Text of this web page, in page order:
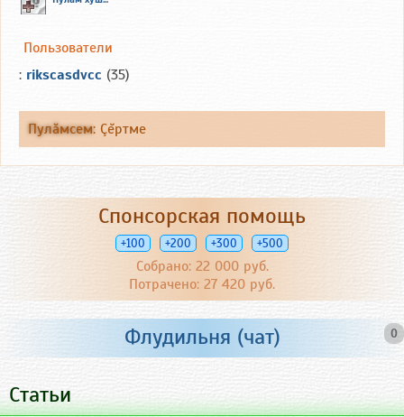
Пользователи
: rikscasdvcc (35)
Пулăмсем: Çĕртме
Спонсорская помощь
+100 +200 +300 +500
Собрано: 22 000 руб.
Потрачено: 27 420 руб.
0
Флудильня (чат)
Статьи